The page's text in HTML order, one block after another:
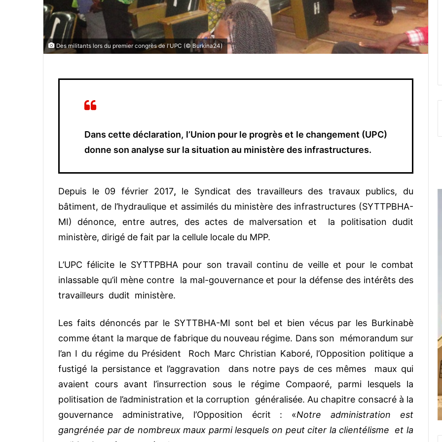
Des militants lors du premier congrès de l'UPC (© Burkina24)
Dans cette déclaration, l’Union pour le progrès et le changement (UPC)
donne son analyse sur la situation au ministère des infrastructures.
Depuis le 09 février 2017, le Syndicat des travailleurs des travaux publics, du
bâtiment, de l’hydraulique et assimilés du ministère des infrastructures (SYTTPBHA-
MI) dénonce, entre autres, des actes de malversation et la politisation dudit
ministère, dirigé de fait par la cellule locale du MPP.
L’UPC félicite le SYTTPBHA pour son travail continu de veille et pour le combat
inlassable qu’il mène contre la mal-gouvernance et pour la défense des intérêts des
travailleurs dudit ministère.
Les faits dénoncés par le SYTTBHA-MI sont bel et bien vécus par les Burkinabè
comme étant la marque de fabrique du nouveau régime. Dans son mémorandum sur
l’an I du régime du Président Roch Marc Christian Kaboré, l’Opposition politique a
fustigé la persistance et l’aggravation dans notre pays de ces mêmes maux qui
avaient cours avant l’insurrection sous le régime Compaoré, parmi lesquels la
politisation de l’administration et la corruption généralisée. Au chapitre consacré à la
gouvernance administrative, l’Opposition écrit : «Notre administration est
gangrénée par de nombreux maux parmi lesquels on peut citer la clientélisme et la